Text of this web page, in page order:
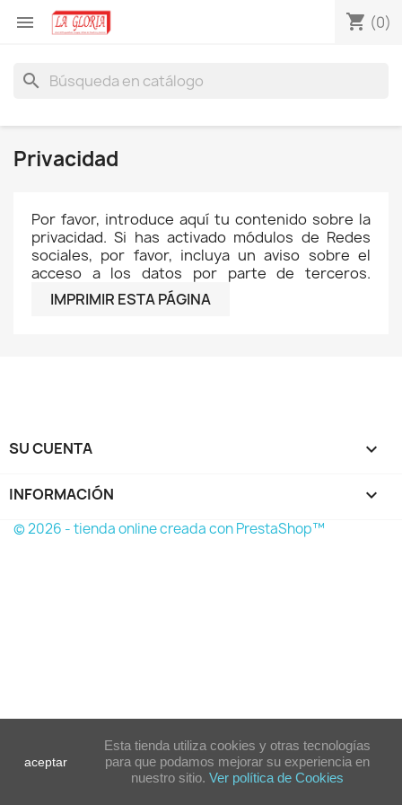
 shopping_cart (0)
search
Privacidad
Por favor, introduce aquí tu contenido sobre la
privacidad. Si has activado módulos de Redes
sociales, por favor, incluya un aviso sobre el
acceso a los datos por parte de terceros.
SU CUENTA 
INFORMACIÓN 
aceptar
Esta tienda utiliza cookies y otras tecnologías
para que podamos mejorar su experiencia en
nuestro sitio. Ver política de Cookies
© 2026 - tienda online creada con PrestaShop™